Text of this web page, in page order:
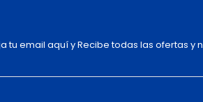
tu email aquí y Recibe todas las ofertas y